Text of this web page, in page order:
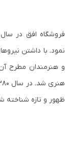
نمود. با داشتن
و هنرمندان مطرح
ظهور و تازه شناخته